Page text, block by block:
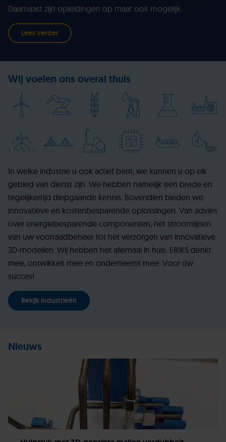
Daarnaast zijn opleidingen op maat ook mogelijk.
Lees verder
Wij voelen ons overal thuis
In welke industrie u ook actief bent; we kunnen u op elk
gebied van dienst zijn. We hebben namelijk een brede en
tegelijkertijd diepgaande kennis. Bovendien bieden we
innovatieve en kostenbesparende oplossingen. Van advies
over energiebesparende componenten, het stroomlijnen
van uw voorraadbeheer tot het verzorgen van innovatieve
3D-modellen. Wij hebben het allemaal in huis. ERIKS denkt
mee, ontwikkelt mee en onderneemt mee. Voor úw
succes!
Bekijk industrieën
Nieuws